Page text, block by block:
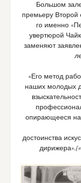
Большом
премьеру Второй
го именно
увертюрой
заменяют
«Его метод
наших молодых
опирающееся на
достоинства
дирижера».